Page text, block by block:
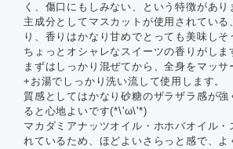
く、傷口にもしみない、という特徴があり
主成分としてマスカットが使用されている
り、香りはかなり甘めでとっても美味しそ
ちょっとオシャレなスイーツの香りがしま
まずはしっかり混ぜてから、全身をマッ
+お湯でしっかり洗い流して使用します。
質感としてはかなり砂糖のザラザラ感が強
ると心地よいです(*\'ω\'*)
マカダミアナッツオイル・ホホバオイル・
れているため、ほどよいさらっと感で、よ